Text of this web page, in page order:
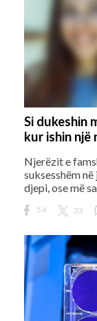
Si dukeshin
kur ishin një
Njerëzit e
suksesshëm
djepi, ose më
54 33